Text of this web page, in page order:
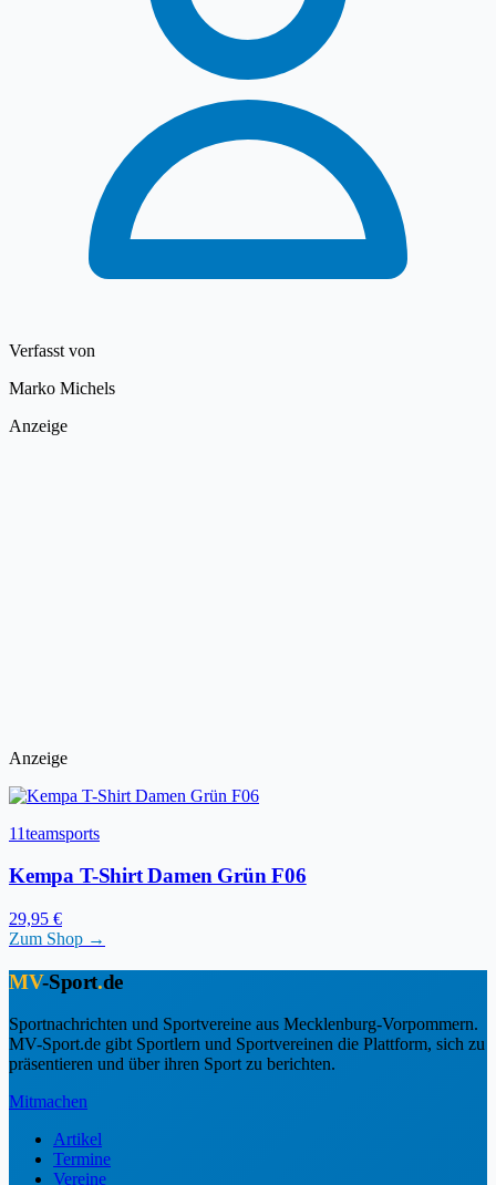
Verfasst von
Marko Michels
Anzeige
Anzeige
11teamsports
Kempa T-Shirt Damen Grün F06
29,95 €
Zum Shop →
MV-Sport.de
Sportnachrichten und Sportvereine aus Mecklenburg-Vorpommern.
MV-Sport.de gibt Sportlern und Sportvereinen die Plattform, sich zu
präsentieren und über ihren Sport zu berichten.
Mitmachen
Artikel
Termine
Vereine